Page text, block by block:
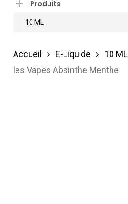
Produits
Accueil E-Liquide 10 ML
les Vapes Absinthe Menthe